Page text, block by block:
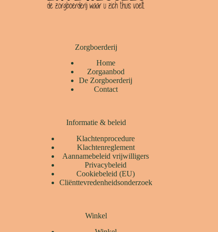
Zorgboerderij
Home
Zorgaanbod
De Zorgboerderij
Contact
Informatie & beleid
Klachtenprocedure
Klachtenreglement
Aannamebeleid vrijwilligers
Privacybeleid
Cookiebeleid (EU)
Cliënttevredenheidsonderzoek
Winkel